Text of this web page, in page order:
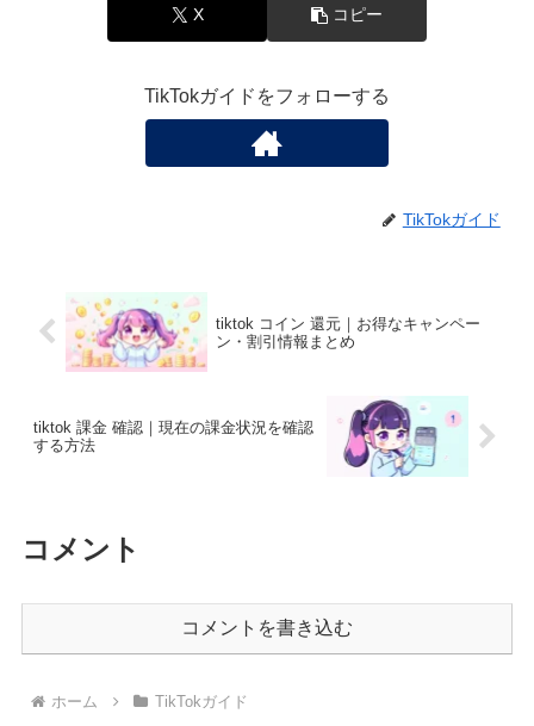
X コピー
TikTokガイドをフォローする
TikTokガイド
tiktok コイン 還元｜お得なキャンペー
ン・割引情報まとめ
tiktok 課金 確認｜現在の課金状況を確認
する方法
コメント
コメントを書き込む
ホーム TikTokガイド